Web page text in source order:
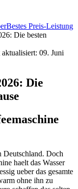
Bestes Preis-Leistung
Die besten
09. Juni
Die
Deutschland. Doch
haelt das Wasser
ueber das gesamte
ohne ihn zu